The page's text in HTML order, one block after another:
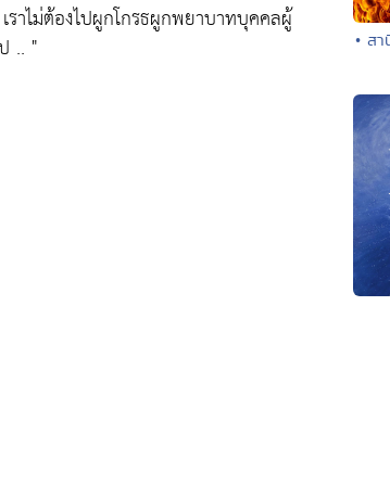
ราไม่ต้องไปผูกโกรธผูกพยาบาทบุคคลผู้
.. "
• ส